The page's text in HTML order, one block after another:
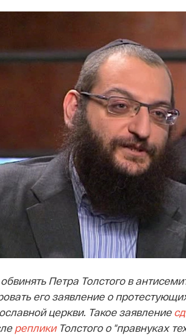
Петра Толстого в
его заявление о
церкви. Такое заявление
репликиТолстого о "правнуках